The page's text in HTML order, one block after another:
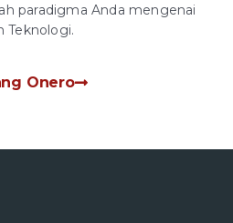
paradigma Anda mengenai
Teknologi.
Onero